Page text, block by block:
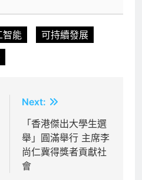
智能
可持續發展
Next:
「香港傑出大學生選
舉」圓滿舉行 主席李
尚仁冀得獎者貢獻社
會